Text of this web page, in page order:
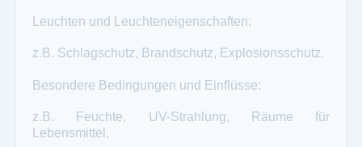
Leuchten und Leuchteneigenschaften:
z.B. Schlagschutz, Brandschutz, Explosionsschutz.
Besondere Bedingungen und Einflüsse:
z.B. Feuchte, UV-Strahlung, Räume für
Lebensmittel.